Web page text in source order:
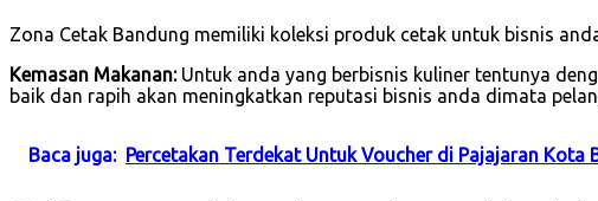
Zona Cetak Bandung memiliki koleksi produk cetak untuk bisnis
Kemasan Makanan:Untuk anda yang berbisnis kuliner tentunya
baik dan rapih akan meningkatkan reputasi bisnis anda dimata
Baca juga: Percetakan Terdekat Untuk Voucher di Pajajaran Kota